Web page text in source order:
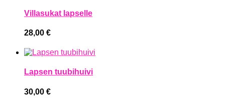
Villasukat lapselle
28,00 €
Lapsen tuubihuivi
30,00 €